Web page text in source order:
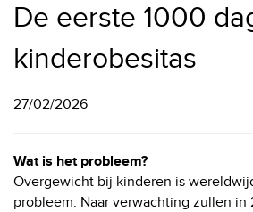
De eerste 1000
kinderobesitas
27/02/2026
Wat is het probleem?
Overgewicht bij kinderen is
probleem. Naar verwachting zullen in